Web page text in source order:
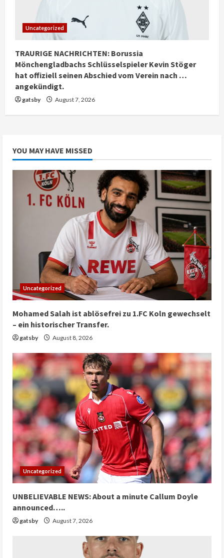
Uncategorized
TRAURIGE NACHRICHTEN: Borussia
Mönchengladbachs Schlüsselspieler Kevin Stöger
hat offiziell seinen Abschied vom Verein nach …
angekündigt.
gatsby August 7, 2026
YOU MAY HAVE MISSED
Uncategorized
Mohamed Salah ist ablösefrei zu 1.FC Koln gewechselt
– ein historischer Transfer.
gatsby August 8, 2026
Uncategorized
UNBELIEVABLE NEWS: About a minute Callum Doyle
announced…..
gatsby August 7, 2026